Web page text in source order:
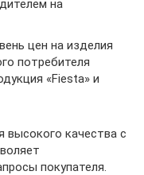
на
цен на изделия
потребителя
«Fiesta» и
высокого качества с
покупателя.